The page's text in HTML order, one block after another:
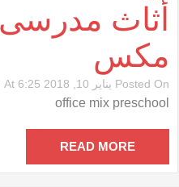
أثاث
مكس
Posted On يناير 10, 2018 At 6:25 م By
office mix preschool
READ MORE